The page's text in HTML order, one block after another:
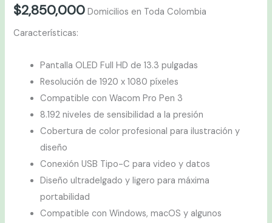
$2,850,000 Domicilios en Toda Colombia
Características:
Pantalla OLED Full HD de 13.3 pulgadas
Resolución de 1920 x 1080 píxeles
Compatible con Wacom Pro Pen 3
8.192 niveles de sensibilidad a la presión
Cobertura de color profesional para ilustración y
diseño
Conexión USB Tipo-C para video y datos
Diseño ultradelgado y ligero para máxima
portabilidad
Compatible con Windows, macOS y algunos